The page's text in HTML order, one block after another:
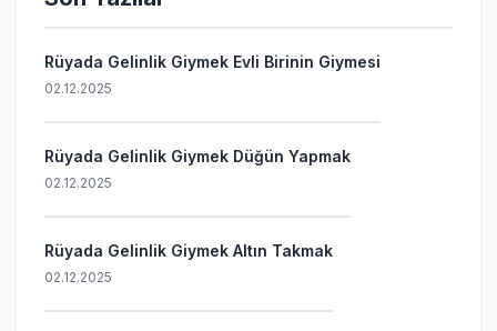
Rüyada Gelinlik Giymek Evli Birinin Giymesi
02.12.2025
Rüyada Gelinlik Giymek Düğün Yapmak
02.12.2025
Rüyada Gelinlik Giymek Altın Takmak
02.12.2025